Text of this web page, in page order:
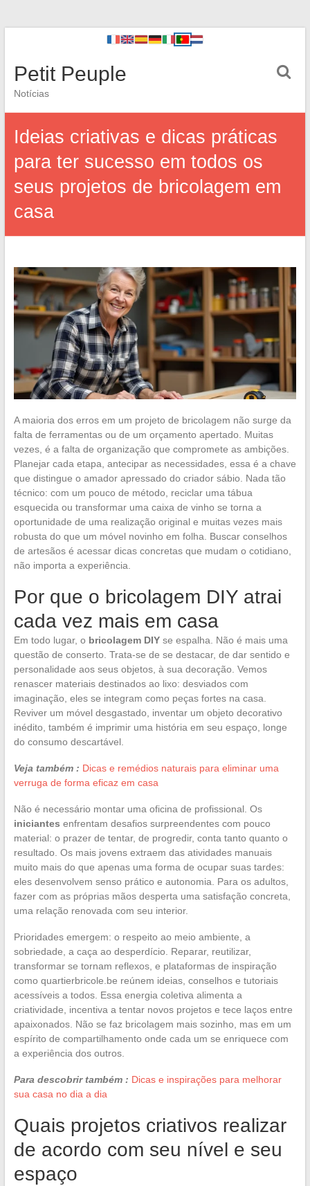
Petit Peuple
Notícias
Ideias criativas e dicas práticas
para ter sucesso em todos os
seus projetos de bricolagem em
casa
A maioria dos erros em um projeto de bricolagem não surge da
falta de ferramentas ou de um orçamento apertado. Muitas
vezes, é a falta de organização que compromete as ambições.
Planejar cada etapa, antecipar as necessidades, essa é a chave
que distingue o amador apressado do criador sábio. Nada tão
técnico: com um pouco de método, reciclar uma tábua
esquecida ou transformar uma caixa de vinho se torna a
oportunidade de uma realização original e muitas vezes mais
robusta do que um móvel novinho em folha. Buscar conselhos
de artesãos é acessar dicas concretas que mudam o cotidiano,
não importa a experiência.
Por que o bricolagem DIY atrai
cada vez mais em casa
Em todo lugar, o bricolagem DIYse espalha. Não é mais uma
questão de conserto. Trata-se de se destacar, de dar sentido e
personalidade aos seus objetos, à sua decoração. Vemos
renascer materiais destinados ao lixo: desviados com
imaginação, eles se integram como peças fortes na casa.
Reviver um móvel desgastado, inventar um objeto decorativo
inédito, também é imprimir uma história em seu espaço, longe
do consumo descartável.
Veja também : Dicas e remédios naturais para eliminar uma
verruga de forma eficaz em casa
Não é necessário montar uma oficina de profissional. Os
iniciantes enfrentam desafios surpreendentes com pouco
material: o prazer de tentar, de progredir, conta tanto quanto o
resultado. Os mais jovens extraem das atividades manuais
muito mais do que apenas uma forma de ocupar suas tardes:
eles desenvolvem senso prático e autonomia. Para os adultos,
fazer com as próprias mãos desperta uma satisfação concreta,
uma relação renovada com seu interior.
Prioridades emergem: o respeito ao meio ambiente, a
sobriedade, a caça ao desperdício. Reparar, reutilizar,
transformar se tornam reflexos, e plataformas de inspiração
como quartierbricole.be reúnem ideias, conselhos e tutoriais
acessíveis a todos. Essa energia coletiva alimenta a
criatividade, incentiva a tentar novos projetos e tece laços entre
apaixonados. Não se faz bricolagem mais sozinho, mas em um
espírito de compartilhamento onde cada um se enriquece com
a experiência dos outros.
Para descobrir também : Dicas e inspirações para melhorar
sua casa no dia a dia
Quais projetos criativos realizar
de acordo com seu nível e seu
espaço